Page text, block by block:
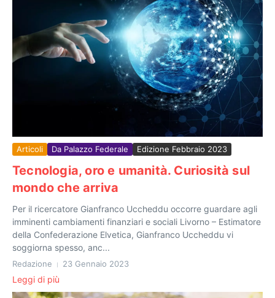
Articoli Da Palazzo Federale Edizione Febbraio 2023
Tecnologia, oro e umanità. Curiosità sul
mondo che arriva
Per il ricercatore Gianfranco Uccheddu occorre guardare agli
imminenti cambiamenti finanziari e sociali Livorno – Estimatore
della Confederazione Elvetica, Gianfranco Uccheddu vi
soggiorna spesso, anc...
Redazione 23 Gennaio 2023
Leggi di più